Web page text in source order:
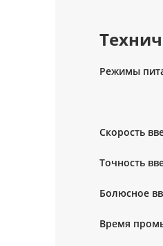
Режимы
Скорость
Точность
Болюсное
Время